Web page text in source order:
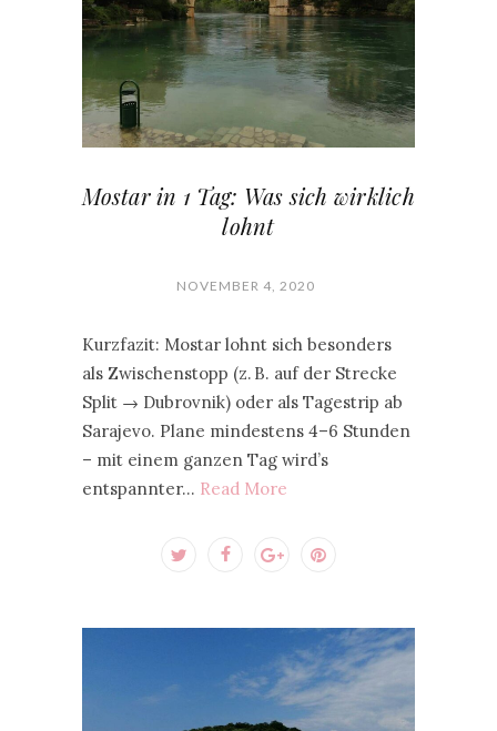
Mostar in 1 Tag: Was sich wirklich
lohnt
NOVEMBER 4, 2020
Kurzfazit: Mostar lohnt sich besonders
als Zwischenstopp (z. B. auf der Strecke
Split → Dubrovnik) oder als Tagestrip ab
Sarajevo. Plane mindestens 4–6 Stunden
– mit einem ganzen Tag wird’s
entspannter… Read More